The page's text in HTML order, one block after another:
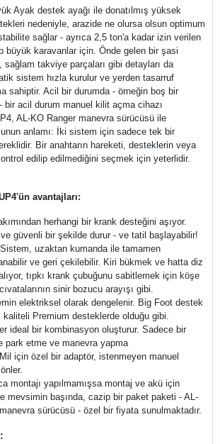
Ayak destek ayağı ile donatılmış yüksek
nedeniyle, arazide ne olursa olsun optimum
sağlar - ayrıca 2,5 ton'a kadar izin verilen
büyük karavanlar için. Önde gelen bir şasi
takviye parçaları gibi detayları da
sistem hızla kurulur ve yerden tasarruf
sahiptir. Acil bir durumda - örneğin boş bir
bir acil durum manuel kilit açma cihazı
AL-KO Ranger manevra sürücüsü ile
anlamı: İki sistem için sadece tek bir
Bir anahtarın hareketi, desteklerin veya
edilip edilmediğini seçmek için yeterlidir.
avantajları:
herhangi bir krank desteğini aşıyor.
ve güvenli bir şekilde durur - ve tatil başlayabilir!
uzaktan kumanda ile tamamen
ve geri çekilebilir. Kiri bükmek ve hatta diz
tıpkı krank çubuğunu sabitlemek için köşe
sinir bozucu arayışı gibi.
elektriksel olarak dengelenir. Big Foot destek
kaliteli Premium desteklerde olduğu gibi.
ideal bir kombinasyon oluşturur. Sadece bir
park etme ve manevra yapma
Mil için özel bir adaptör, istenmeyen manuel
montajı yapılmamışsa montaj ve akü için
mevsimin başında, cazip bir paket paketi - AL-
sürücüsü - özel bir fiyata sunulmaktadır.